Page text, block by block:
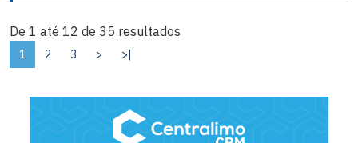
De 1 até 12 de 35 resultados
1 2 3 > >|